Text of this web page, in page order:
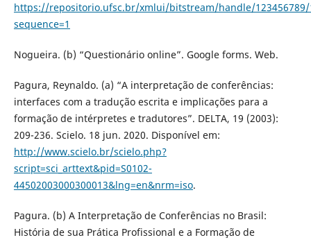
https://repositorio.ufsc.br/xmlui/bitstream/handle/123456789/
sequence=1
Nogueira. (b) “Questionário online”. Google forms. Web.
Pagura, Reynaldo. (a) “A interpretação de conferências:
interfaces com a tradução escrita e implicações para a
formação de intérpretes e tradutores”. DELTA, 19 (2003):
209-236. Scielo. 18 jun. 2020. Disponível em:
http://www.scielo.br/scielo.php?
script=sci_arttext&pid=S0102-
44502003000300013&lng=en&nrm=iso.
Pagura. (b) A Interpretação de Conferências no Brasil:
História de sua Prática Profissional e a Formação de